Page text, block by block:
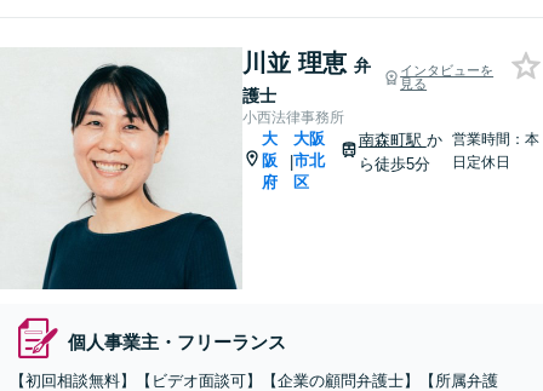
川並 理恵 弁
護士
インタビューを
見る
小西法律事務所
大
阪
府
|
大阪
市北
区
南森町駅 か
ら徒歩5分
営業時間：本
日定休日
個人事業主・フリーランス
【初回相談無料】【ビデオ面談可】【企業の顧問弁護士】【所属弁護